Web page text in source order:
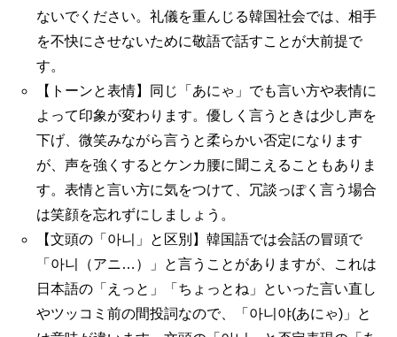
ないでください。礼儀を重んじる韓国社会では、相手
を不快にさせないために敬語で話すことが大前提で
す。
【トーンと表情】同じ「あにゃ」でも言い方や表情に
よって印象が変わります。優しく言うときは少し声を
下げ、微笑みながら言うと柔らかい否定になります
が、声を強くするとケンカ腰に聞こえることもありま
す。表情と言い方に気をつけて、冗談っぽく言う場合
は笑顔を忘れずにしましょう。
【文頭の「아니」と区別】韓国語では会話の冒頭で
「아니（アニ…）」と言うことがありますが、これは
日本語の「えっと」「ちょっとね」といった言い直し
やツッコミ前の間投詞なので、「아니야(あにゃ)」と